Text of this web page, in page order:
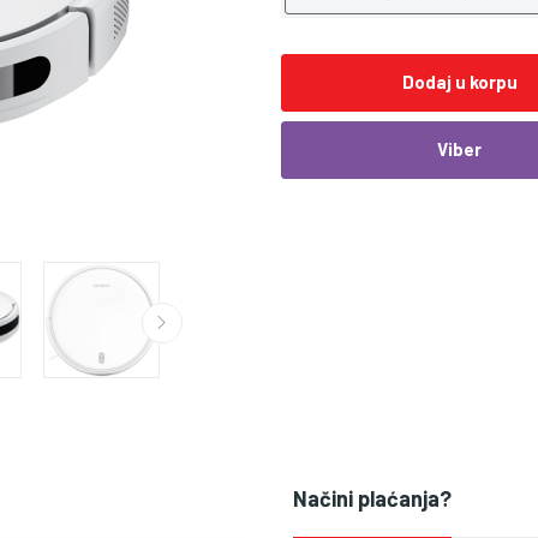
Dodaj u korpu
Viber
Načini plaćanja?